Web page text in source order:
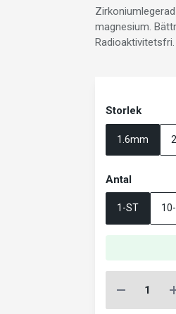
magnesium.
Radioaktivitetsfri.
Storlek
1.6mm
Antal
1-ST